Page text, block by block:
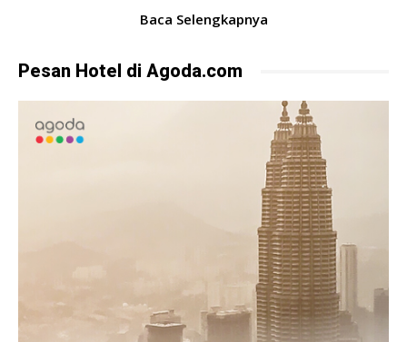
Baca Selengkapnya
Pesan Hotel di Agoda.com